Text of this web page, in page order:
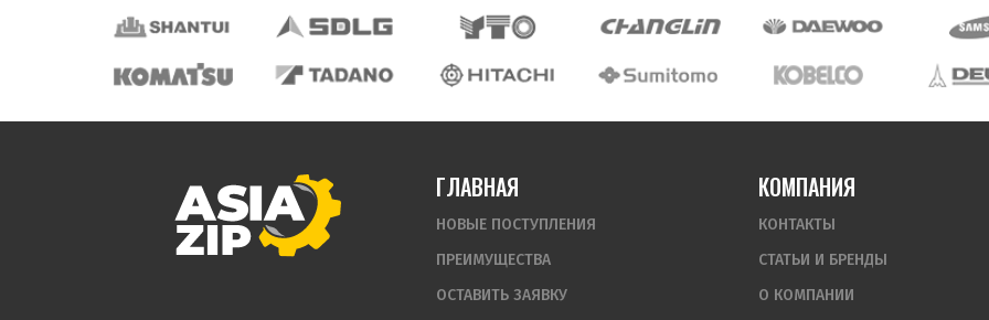
ГЛАВНАЯ
НОВЫЕ ПОСТУПЛЕНИЯ
ПРЕИМУЩЕСТВА
ОСТАВИТЬ ЗАЯВКУ
КОМПАНИЯ
КОНТАКТЫ
СТАТЬИ И БРЕНДЫ
О КОМПАНИИ